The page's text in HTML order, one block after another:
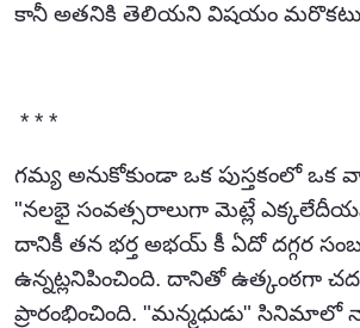
కానీ అతనికి తెలియని విషయం
* * *
గమ్య అనుకోకుండా ఒక పుస్తకంలో ఒక
"నలభై సంవత్సరాలుగా మెట్లే
దానికీ తన భర్త అభయ్ కీ ఏదో దగ్గర
ఉన్నట్లనిపించింది. దానితో ఉత్కంఠగా
ప్రారంభించింది. "మన్మధుడు" సినిమాలో